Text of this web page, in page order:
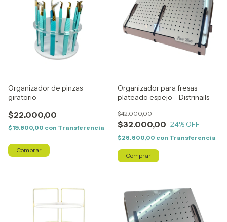
Organizador de pinzas
giratorio
$22.000,00
$19.800,00 con Transferencia
Organizador para fresas
plateado espejo - Distrinails
$32.000,00
$42.000,00
24% OFF
$28.800,00 con Transferencia